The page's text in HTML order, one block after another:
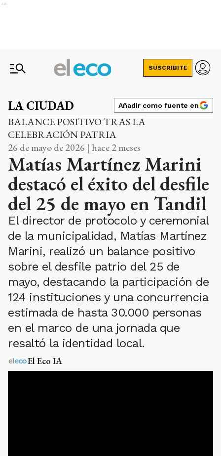
Ads
SUSCRIBITE
LA CIUDAD Añadir como fuente en
BALANCE POSITIVO TRAS LA
CELEBRACIÓN PATRIA
26 de mayo de 2026 | hace 2 meses
Matías Martínez Marini
destacó el éxito del desfile
del 25 de mayo en Tandil
El director de protocolo y ceremonial
de la municipalidad, Matías Martínez
Marini, realizó un balance positivo
sobre el desfile patrio del 25 de
mayo, destacando la participación de
124 instituciones y una concurrencia
estimada de hasta 30.000 personas
en el marco de una jornada que
resaltó la identidad local.
El Eco IA